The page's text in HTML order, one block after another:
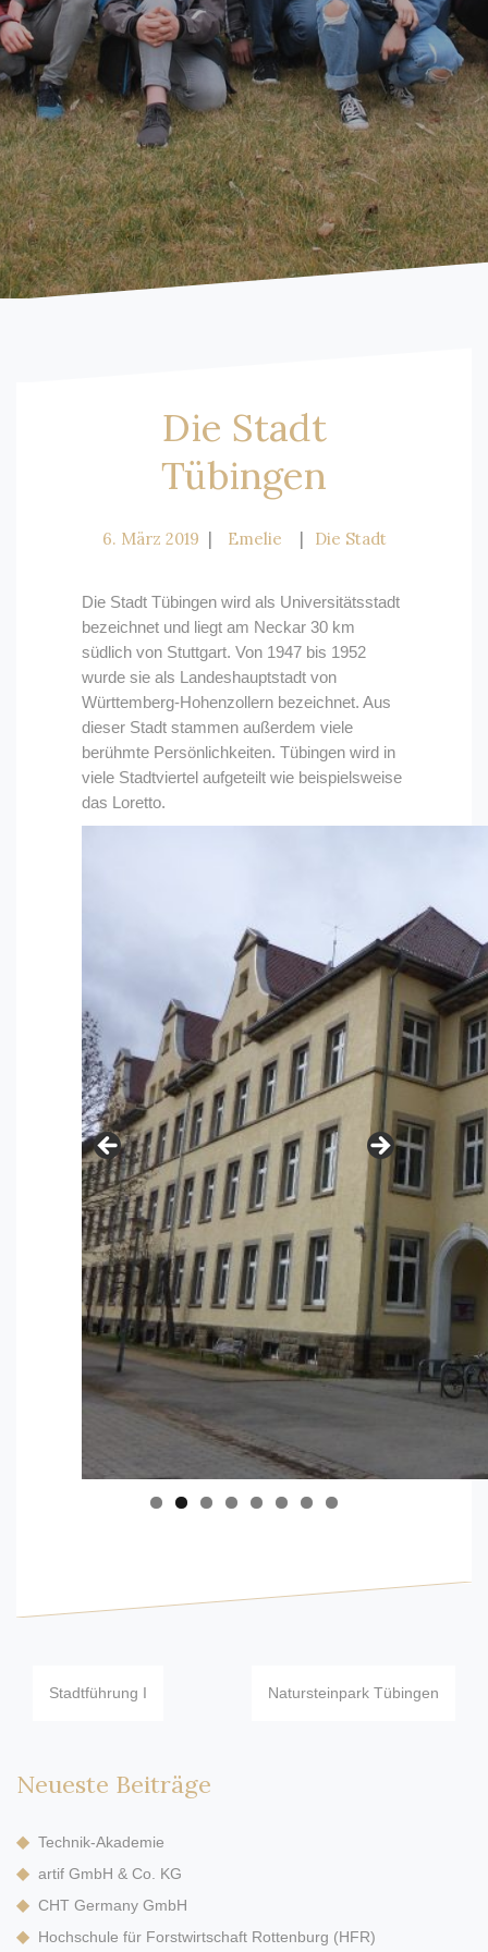
Die Stadt
Tübingen
6. März 2019 Emelie Die Stadt
Die Stadt Tübingen wird als Universitätsstadt
bezeichnet und liegt am Neckar 30 km
südlich von Stuttgart. Von 1947 bis 1952
wurde sie als Landeshauptstadt von
Württemberg-Hohenzollern bezeichnet. Aus
dieser Stadt stammen außerdem viele
berühmte Persönlichkeiten. Tübingen wird in
viele Stadtviertel aufgeteilt wie beispielsweise
das Loretto.
Beitragsnavigation
Stadtführung I Natursteinpark Tübingen
Neueste Beiträge
Technik-Akademie
artif GmbH & Co. KG
CHT Germany GmbH
Hochschule für Forstwirtschaft Rottenburg (HFR)